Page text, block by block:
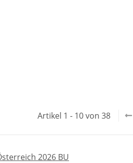
Artikel 1 - 10 von 38
2026 BU